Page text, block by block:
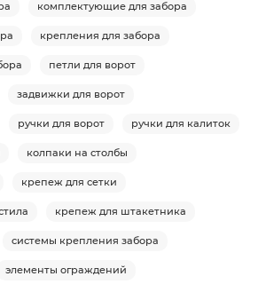
комплектующие для забора
крепления для забора
петли для ворот
задвижки для ворот
ручки для ворот ручки для калиток
колпаки на столбы
крепеж для сетки
крепеж для штакетника
системы крепления забора
элементы ограждений